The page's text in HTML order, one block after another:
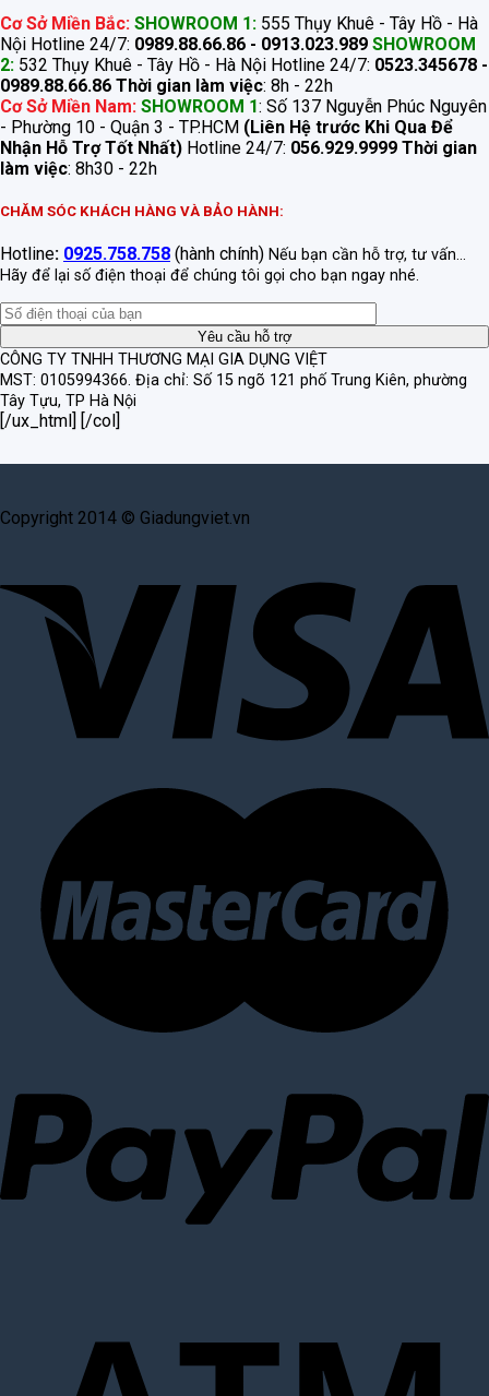
Cơ Sở Miền Bắc: SHOWROOM 1: 555 Thụy Khuê - Tây Hồ - Hà
Nội Hotline 24/7: 0989.88.66.86 - 0913.023.989 SHOWROOM
2: 532 Thụy Khuê - Tây Hồ - Hà Nội Hotline 24/7: 0523.345678 -
0989.88.66.86 Thời gian làm việc: 8h - 22h
Cơ Sở Miền Nam: SHOWROOM 1: Số 137 Nguyễn Phúc Nguyên
- Phường 10 - Quận 3 - TP.HCM (Liên Hệ trước Khi Qua Để
Nhận Hỗ Trợ Tốt Nhất) Hotline 24/7: 056.929.9999 Thời gian
làm việc: 8h30 - 22h
CHĂM SÓC KHÁCH HÀNG VÀ BẢO HÀNH:
Hotline: 0925.758.758 (hành chính) Nếu bạn cần hỗ trợ, tư vấn...
Hãy để lại số điện thoại để chúng tôi gọi cho bạn ngay nhé.
CÔNG TY TNHH THƯƠNG MẠI GIA DỤNG VIỆT
MST: 0105994366. Địa chỉ: Số 15 ngõ 121 phố Trung Kiên, phường
Tây Tựu, TP Hà Nội
[/ux_html] [/col]
Copyright 2014 © Giadungviet.vn